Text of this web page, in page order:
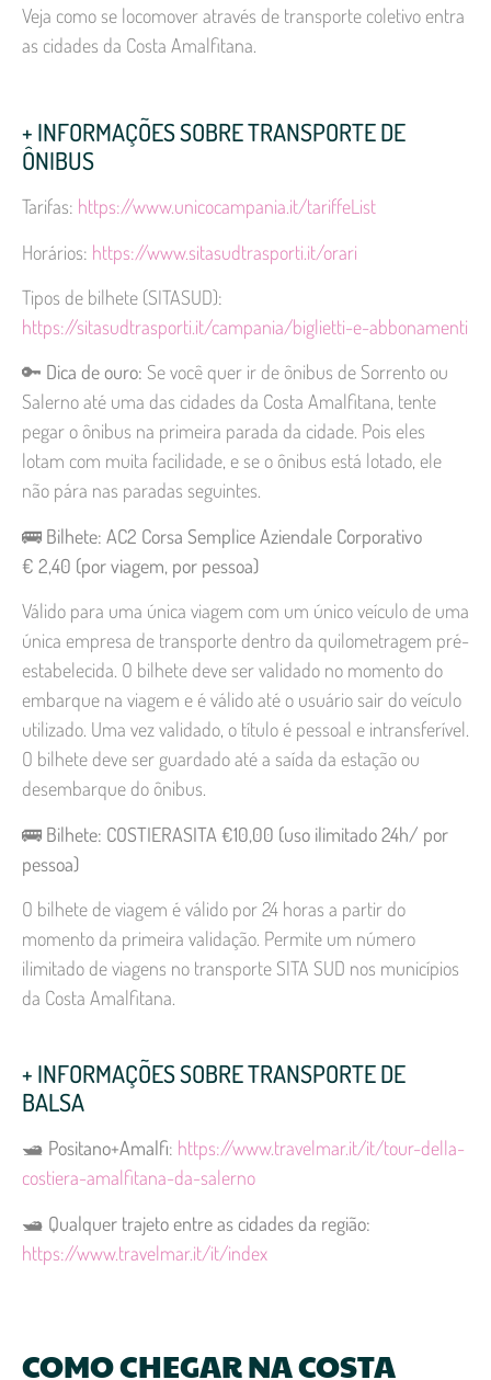
Veja como se locomover através de transporte coletivo entra
as cidades da Costa Amalfitana.
+ INFORMAÇÕES SOBRE TRANSPORTE DE
ÔNIBUS
Tarifas: https://www.unicocampania.it/tariffeList
Horários: https://www.sitasudtrasporti.it/orari
Tipos de bilhete (SITASUD):
https://sitasudtrasporti.it/campania/biglietti-e-abbonamenti
🔑 Dica de ouro: Se você quer ir de ônibus de Sorrento ou
Salerno até uma das cidades da Costa Amalfitana, tente
pegar o ônibus na primeira parada da cidade. Pois eles
lotam com muita facilidade, e se o ônibus está lotado, ele
não pára nas paradas seguintes.
🚌 Bilhete: AC2 Corsa Semplice Aziendale Corporativo
€ 2,40 (por viagem, por pessoa)
Válido para uma única viagem com um único veículo de uma
única empresa de transporte dentro da quilometragem pré-
estabelecida. O bilhete deve ser validado no momento do
embarque na viagem e é válido até o usuário sair do veículo
utilizado. Uma vez validado, o título é pessoal e intransferível.
O bilhete deve ser guardado até a saída da estação ou
desembarque do ônibus.
🚌 Bilhete: COSTIERASITA €10,00 (uso ilimitado 24h/ por
pessoa)
O bilhete de viagem é válido por 24 horas a partir do
momento da primeira validação. Permite um número
ilimitado de viagens no transporte SITA SUD nos municípios
da Costa Amalfitana.
+ INFORMAÇÕES SOBRE TRANSPORTE DE
BALSA
🛥️ Positano+Amalfi: https://www.travelmar.it/it/tour-della-
costiera-amalfitana-da-salerno
🛥️ Qualquer trajeto entre as cidades da região:
https://www.travelmar.it/it/index
COMO CHEGAR NA COSTA